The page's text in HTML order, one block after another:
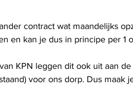
contract wat maandelijks
en kan je dus in principe per 1
KPN leggen dit ook uit aan
voor ons dorp. Dus maak